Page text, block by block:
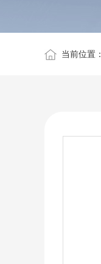
当前位置：